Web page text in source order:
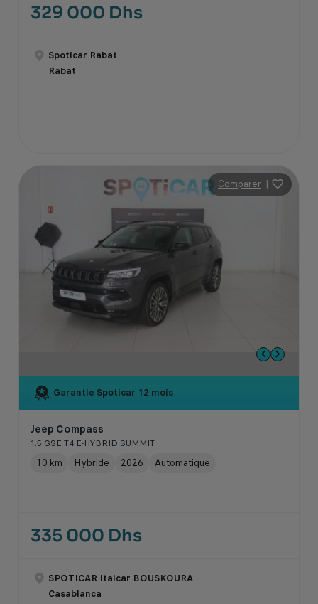
329 000 Dhs
Spoticar Rabat
Rabat
Comparer |
Garantie Spoticar 12 mois
Jeep Compass
1.5 GSE T4 E-HYBRID SUMMIT
10 km Hybride 2026 Automatique
335 000 Dhs
SPOTICAR Italcar BOUSKOURA
Casablanca